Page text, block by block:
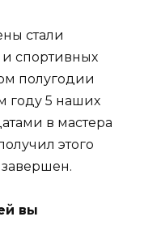
стали
спортивных
полугодии
году 5 наших
в мастера
этого
вы